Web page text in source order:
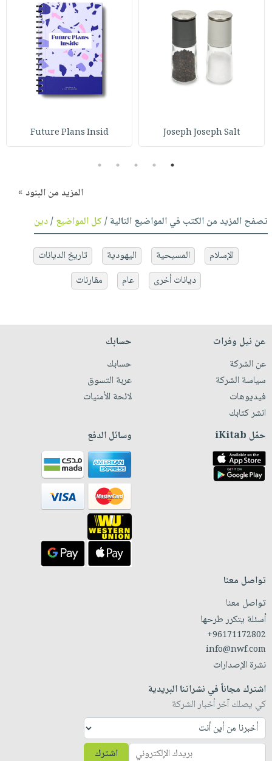
Joseph Joseph Salt
Future Plans Insid
1
2
3
4
5
المزيد من البنود »
تصفح المزيد من الكتب في المواضيع التالية /كل المواضيع/دين
الإسلام المسيحية اليهودية
تاريخ الديانات
ديانات أخرى
عام مقارنات
عن نيل وفرات
عن الشركة
سياسة الشركة
فيديوهات
انشر كتابك
حسابك
حسابك
عربة التسوق
لائحة الأمنيات
حمّل iKitab وسائل الدفع
تواصل معنا
تواصل معنا
أسئلة يتكرر طرحها
+96171172802
info@nwf.com
نشرة الإصدارات
اشترك مجاناً في نشراتنا البريدية
كي يصلك آخر أخبار الشركة
اشترك